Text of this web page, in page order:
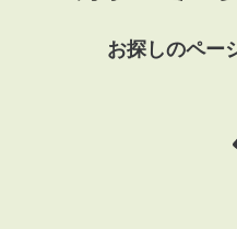
お探しのペー